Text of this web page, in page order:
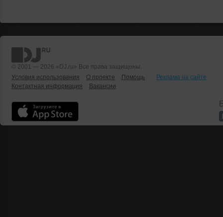
© 2001 — 2026 «DJ.ru» Все права защищены.
Условия использования
О проекте Помощь
Реклама на сайте
Контактная информация
Вакансии